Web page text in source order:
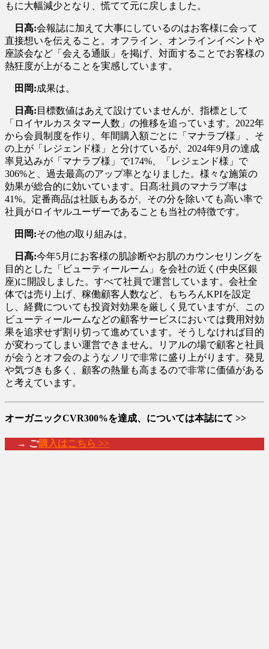
もに大幅減少となり、慌てて元に戻しました。
日髙:会報誌に加えて大事にしているのはお客様に会って
直接想いを伝えること。オフライン、オンラインイベントや
座談会など「会える通販」を掲げ、対面することでお客様の
熱狂度が上がることを実感しています。
田岡:成果は。
日髙: 目標数値はあえて設けていませんが、指標として
「ロイヤルカスタマー人数」の推移を追っています。2022年
から会員制度を作り、年間購入額ごとに「マナラブ様」、そ
の上が「レジェンド様」と分けているが、2024年9月の達成
率見込みが「マナラブ様」で174%、「レジェンド様」で
306%と、過去最高のアップ率となりました。様々な施策の
効果が総合的に効いています。日髙:社員のマナラブ率は
41%。定番商品は社販もあるが、その分を除いても高い率で
社員がロイヤルユーザーであることも当社の特徴です。
田岡:その他の取り組みは。
日髙:今年5月にお客様の肌診断やお肌のカウンセリングを
目的とした「ビューティールーム」を会社の近く(中央区銀
座)に開設しました。すべて社員で運営しています。会社全
体では売り上げ、稼働顧客人数など、もちろんKPIを設定
し、経費についても投資対効果を厳しく見ていますが、この
ビューティールームなどの顧客サービスにおいては費用対効
果を追求せず割り切って進めています。そうしなければ目的
が変わってしまい運営できません。リアルの場で顧客と社員
が会うとオフ会のようなノリで非常に盛り上がります。発見
や気づきも多く、顧客の熱量も高まるので非常に価値がある
と考えています。
オーガニックCVR300%を達成、については本誌にて >>
→ ご購入はこちら >>